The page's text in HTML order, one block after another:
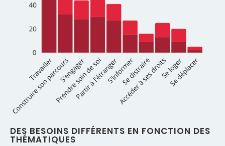
DES BESOINS DIFFÉRENTS EN FONCTION DES
THÉMATIQUES